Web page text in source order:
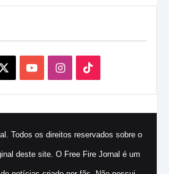
YouTubeInstagram
Todos os direitos reservados sobre o
deste site. O Free Fire Jornal é um